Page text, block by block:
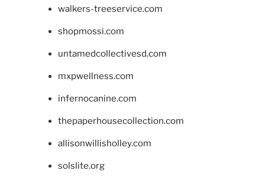
walkers-treeservice.com
shopmossi.com
untamedcollectivesd.com
mxpwellness.com
infernocanine.com
thepaperhousecollection.com
allisonwillisholley.com
solslite.org